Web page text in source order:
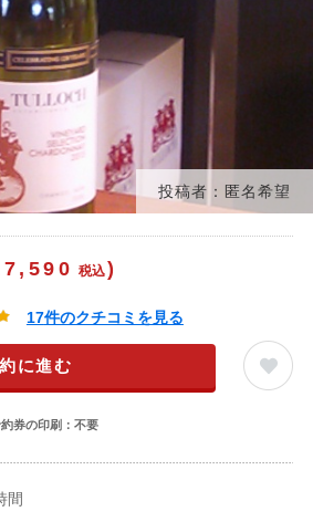
投稿者：匿名希望
税込)
17件のクチコミを見る
に進む
券の印刷： 不要
間